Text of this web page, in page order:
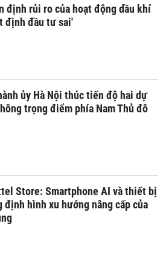
định rủi ro của hoạt động dầu khí
định đầu tư sai'
ủy Hà Nội thúc tiến độ hai dự
trọng điểm phía Nam Thủ đô
Store: Smartphone AI và thiết bị
định hình xu hướng nâng cấp của